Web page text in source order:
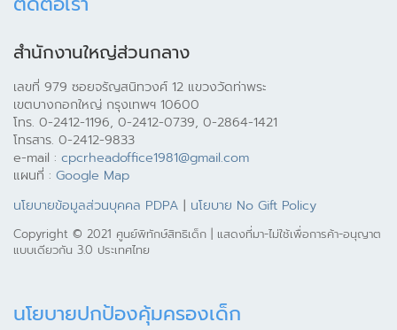
สำนักงานใหญ่ส่วนกลาง
เลขที่ 979 ซอยจรัญสนิทวงศ์ 12 แขวงวัดท่าพระ
เขตบางกอกใหญ่ กรุงเทพฯ 10600
โทร. 0-2412-1196, 0-2412-0739, 0-2864-1421
โทรสาร. 0-2412-9833
e-mail : cpcrheadoffice1981@gmail.com
แผนที่ : Google Map
นโยบายข้อมูลส่วนบุคคล PDPA | นโยบาย No Gift Policy
Copyright © 2021 ศูนย์พิทักษ์สิทธิเด็ก | แสดงที่มา-ไม่ใช้เพื่อการค้า-อนุญาต
แบบเดียวกัน 3.0 ประเทศไทย
นโยบายปกป้องคุ้มครองเด็ก